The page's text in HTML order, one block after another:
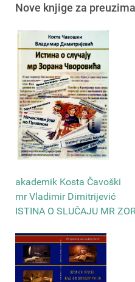
Nove knjige za
akademik Kosta Čavoški
mr Vladimir Dimitrijević
ISTINA O SLUČAJU MR